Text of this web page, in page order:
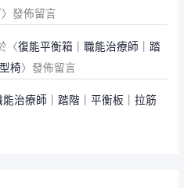
〉發佈留言
〈復能平衡箱｜職能治療師｜踏
椅〉發佈留言
治療師｜踏階｜平衡板｜拉筋